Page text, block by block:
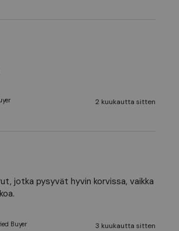
2 kuukautta sitten
Buyer
jotka pysyvät hyvin korvissa, vaikka
3 kuukautta sitten